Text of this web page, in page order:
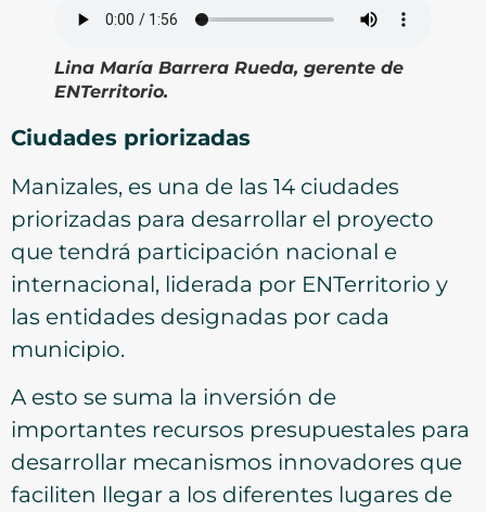
Lina María Barrera Rueda, gerente de
ENTerritorio.
Ciudades priorizadas
Manizales, es una de las 14 ciudades
priorizadas para desarrollar el proyecto
que tendrá participación nacional e
internacional, liderada por ENTerritorio y
las entidades designadas por cada
municipio.
A esto se suma la inversión de
importantes recursos presupuestales para
desarrollar mecanismos innovadores que
faciliten llegar a los diferentes lugares de